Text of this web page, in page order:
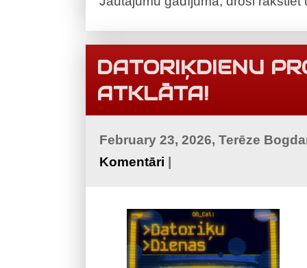
DATORIĶDIENU
ATKLĀTA!
February 23, 2026, Terēze
Komentāri